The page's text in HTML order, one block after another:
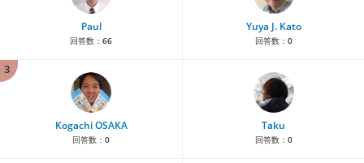
Paul
回答数： 66
Yuya J. Kato
回答数： 0
3
Kogachi OSAKA
回答数： 0
Taku
回答数： 0